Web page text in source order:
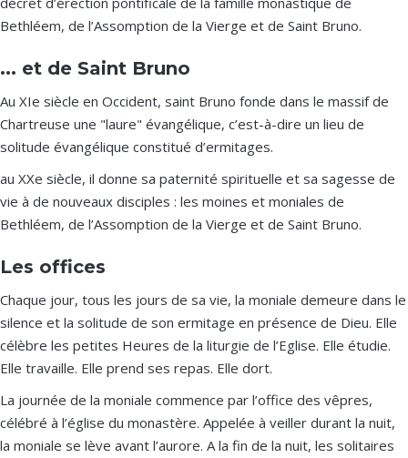
Bethléem, de l’Assomption de la Vierge et de Saint Bruno.
... et de Saint Bruno
Au XIe siècle en Occident, saint Bruno fonde dans le massif de
Chartreuse une "laure" évangélique, c’est-à-dire un lieu de
solitude évangélique constitué d’ermitages.
au XXe siècle, il donne sa paternité spirituelle et sa sagesse de
vie à de nouveaux disciples : les moines et moniales de
Bethléem, de l’Assomption de la Vierge et de Saint Bruno.
Les offices
Chaque jour, tous les jours de sa vie, la moniale demeure dans le
silence et la solitude de son ermitage en présence de Dieu. Elle
célèbre les petites Heures de la liturgie de l’Eglise. Elle étudie.
Elle travaille. Elle prend ses repas. Elle dort.
La journée de la moniale commence par l’office des vêpres,
célébré à l’église du monastère. Appelée à veiller durant la nuit,
la moniale se lève avant l’aurore. A la fin de la nuit, les solitaires